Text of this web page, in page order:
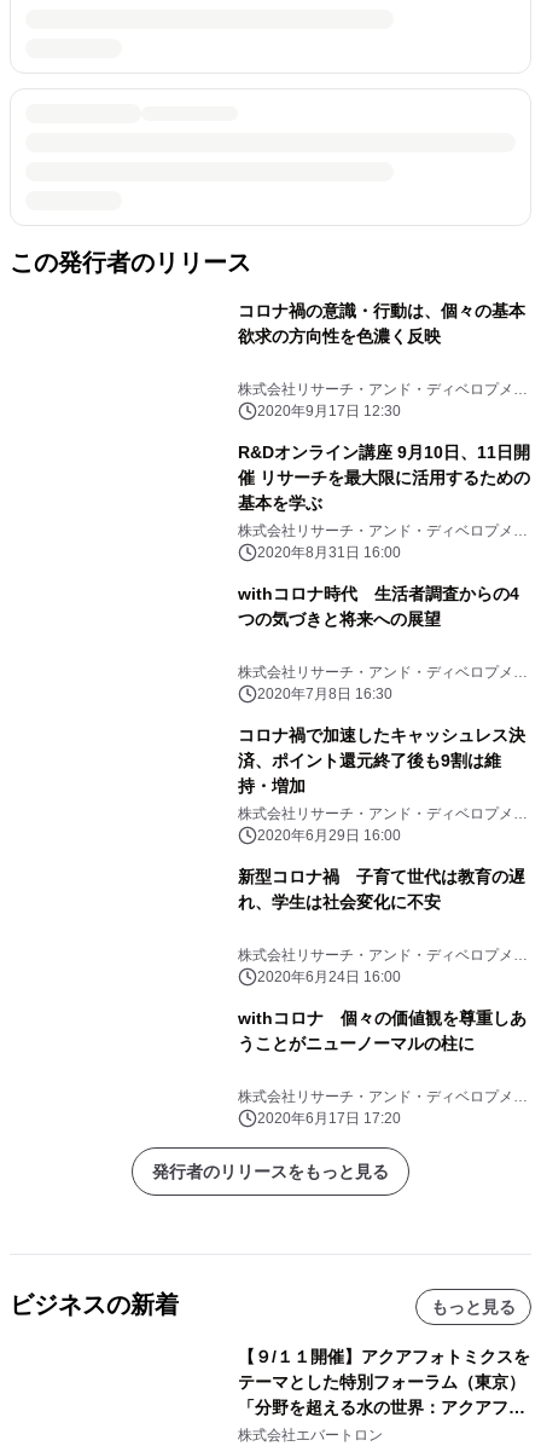
この発行者のリリース
コロナ禍の意識・行動は、個々の基本
欲求の方向性を色濃く反映
株式会社リサーチ・アンド・ディベロプメン
ト 2020年9月17日 12:30
R&Dオンライン講座 9月10日、11日開
催 リサーチを最大限に活用するための
基本を学ぶ
株式会社リサーチ・アンド・ディベロプメン
ト 2020年8月31日 16:00
withコロナ時代 生活者調査からの4
つの気づきと将来への展望
株式会社リサーチ・アンド・ディベロプメン
ト 2020年7月8日 16:30
コロナ禍で加速したキャッシュレス決
済、ポイント還元終了後も9割は維
持・増加
株式会社リサーチ・アンド・ディベロプメン
ト 2020年6月29日 16:00
新型コロナ禍 子育て世代は教育の遅
れ、学生は社会変化に不安
株式会社リサーチ・アンド・ディベロプメン
ト 2020年6月24日 16:00
withコロナ 個々の価値観を尊重しあ
うことがニューノーマルの柱に
株式会社リサーチ・アンド・ディベロプメン
ト 2020年6月17日 17:20
発行者のリリースをもっと見る
ビジネスの新着 もっと見る
【９/１１開催】アクアフォトミクスを
テーマとした特別フォーラム（東京）
「分野を超える水の世界：アクアフォ
トミクスが切り拓く新しい科学の地
株式会社エバートロン